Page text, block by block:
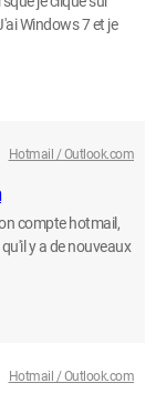
Windows 7 et je
Hotmail / Outlook.com
compte hotmail,
y a de nouveaux
Hotmail / Outlook.com